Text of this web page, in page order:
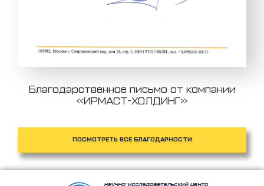
Благодарственное письмо от компании
«ИРМАСТ-ХОЛДИНГ»
ПОСМОТРЕТЬ ВСЕ БЛАГОДАРНОСТИ